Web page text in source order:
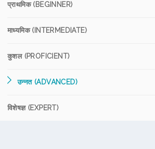
प्राथमिक (BEGINNER)
माध्यमिक (INTERMEDIATE)
कुशल (PROFICIENT)
उन्नत (ADVANCED)
विशेषज्ञ (EXPERT)